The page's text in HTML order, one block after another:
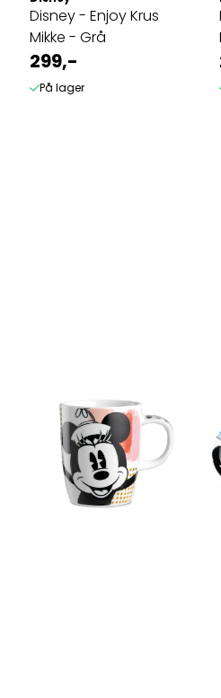
Disney - Enjoy Krus
Mikke - Grå
299,-
På lager